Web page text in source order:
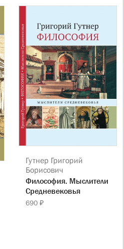
Гутнер Григорий
Борисович
Философия. Мыслители
Cредневековья
690 ₽